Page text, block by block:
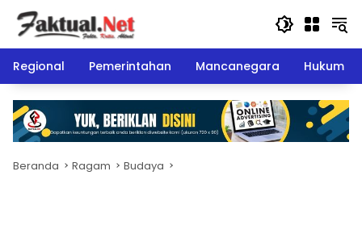
Langsung
konten
Regional
Pemerintahan Mancanegara Hukum
Beranda Ragam Budaya